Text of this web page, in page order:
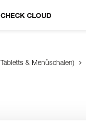
CHECK CLOUD
& Menüschalen)